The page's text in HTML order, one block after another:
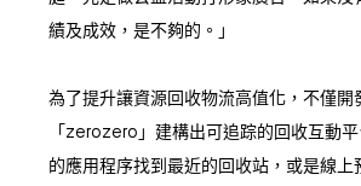
績及成效，是不夠的。」
為了提升讓資源回收物流高值化，不僅開
「zerozero」建構出可追踪的回收互動
的應用程序找到最近的回收站，或是線上